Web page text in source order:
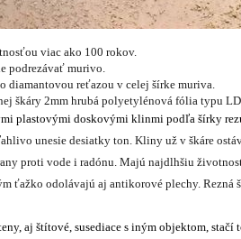
viac ako 100 rokov.
podrezávať murivo.
diamantovou reťazou v celej šírke muriva.
škáry 2mm hrubá polyetylénová fólia typu
plastovými doskovými klinmi podľa šírky
unesie desiatky ton. Kliny už v škáre
proti vode i radónu. Majú najdlhšiu
ťažko odolávajú aj antikorové plechy.
aj štítové, susediace s iným objektom,